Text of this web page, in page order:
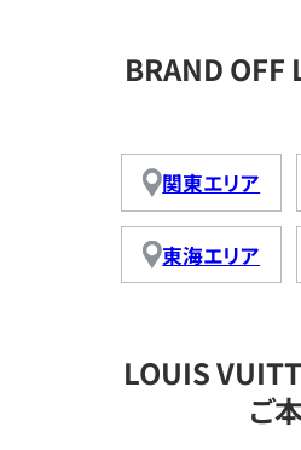
BRAND
関東エリア
東海エリア
LOUIS
ご